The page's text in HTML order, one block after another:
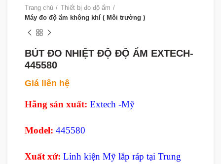
Trang chủ
Thiết bị đo độ ẩm
Máy đo độ ẩm không khí ( Môi trường )
BÚT ĐO NHIỆT ĐỘ ĐỘ ẨM EXTECH-
445580
Giá liên hệ
Hãng sản xuất: Extech -Mỹ
Model: 445580
Xuất xứ: Linh kiện Mỹ lắp ráp tại Trung